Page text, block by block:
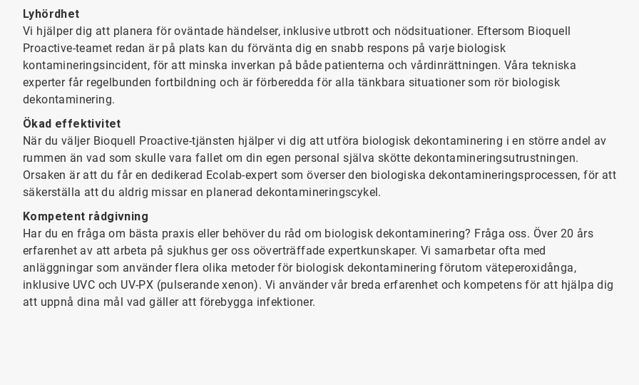
Lyhördhet
Vi hjälper dig att planera för oväntade händelser, inklusive utbrott och nödsituationer. Eftersom Bioquell
Proactive-teamet redan är på plats kan du förvänta dig en snabb respons på varje biologisk
kontamineringsincident, för att minska inverkan på både patienterna och vårdinrättningen. Våra tekniska
experter får regelbunden fortbildning och är förberedda för alla tänkbara situationer som rör biologisk
dekontaminering.
Ökad effektivitet
När du väljer Bioquell Proactive-tjänsten hjälper vi dig att utföra biologisk dekontaminering i en större andel av
rummen än vad som skulle vara fallet om din egen personal själva skötte dekontamineringsutrustningen.
Orsaken är att du får en dedikerad Ecolab-expert som överser den biologiska dekontamineringsprocessen, för att
säkerställa att du aldrig missar en planerad dekontamineringscykel.
Kompetent rådgivning
Har du en fråga om bästa praxis eller behöver du råd om biologisk dekontaminering? Fråga oss. Över 20 års
erfarenhet av att arbeta på sjukhus ger oss oöverträffade expertkunskaper. Vi samarbetar ofta med
anläggningar som använder flera olika metoder för biologisk dekontaminering förutom väteperoxidånga,
inklusive UVC och UV-PX (pulserande xenon). Vi använder vår breda erfarenhet och kompetens för att hjälpa dig
att uppnå dina mål vad gäller att förebygga infektioner.